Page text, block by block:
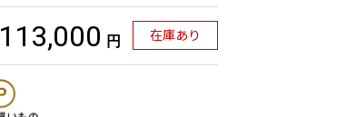
113,000 円 在庫あり